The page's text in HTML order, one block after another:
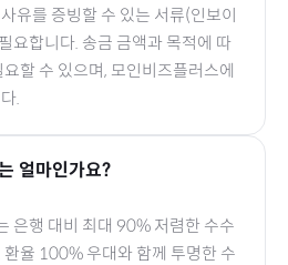
유를 증빙할 수 있는 서류(인보이
요합니다. 송금 금액과 목적에 따
할 수 있으며, 모인비즈플러스에
.
얼마인가요?
은행 대비 최대 90% 저렴한 수수
환율 100% 우대와 함께 투명한 수